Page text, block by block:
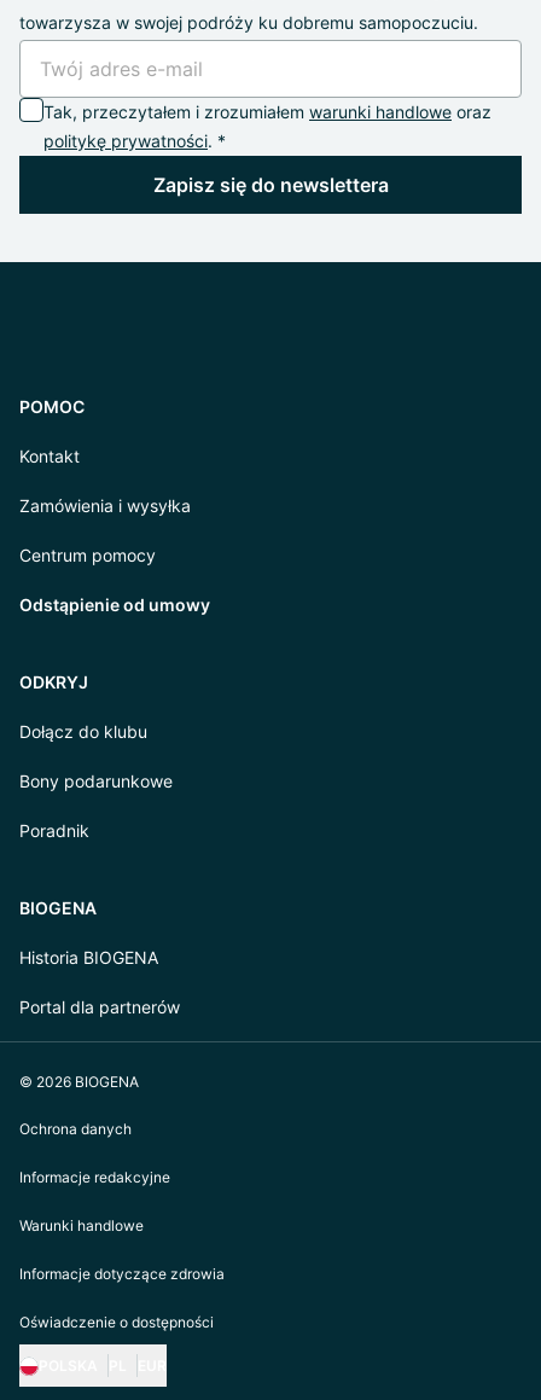
towarzysza w swojej podróży ku dobremu samopoczuciu.
Tak, przeczytałem i zrozumiałem warunki handlowe oraz
politykę prywatności. *
Zapisz się do newslettera
POMOC
Kontakt
Zamówienia i wysyłka
Centrum pomocy
Odstąpienie od umowy
ODKRYJ
Dołącz do klubu
Bony podarunkowe
Poradnik
BIOGENA
Historia BIOGENA
Portal dla partnerów
© 2026 BIOGENA
Ochrona danych
Informacje redakcyjne
Warunki handlowe
Informacje dotyczące zdrowia
Oświadczenie o dostępności